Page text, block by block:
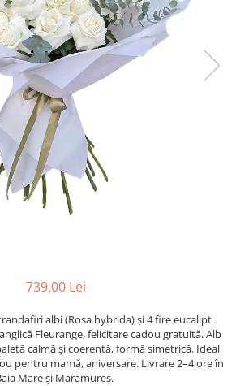
739,00 Lei
albi (Rosa hybrida) și 4 fire eucalipt
Fleurange, felicitare cadou gratuită. Alb
calmă și coerentă, formă simetrică. Ideal
pentru mamă, aniversare. Livrare 2–4 ore în
Mare și Maramureș.